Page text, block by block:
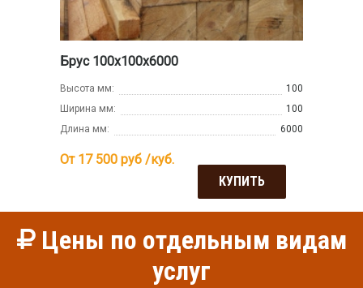
Брус 100х100х6000
Высота мм:
100
Ширина мм:
100
Длина мм:
6000
От 17 500 руб /куб.
КУПИТЬ
Цены по отдельным видам
услуг